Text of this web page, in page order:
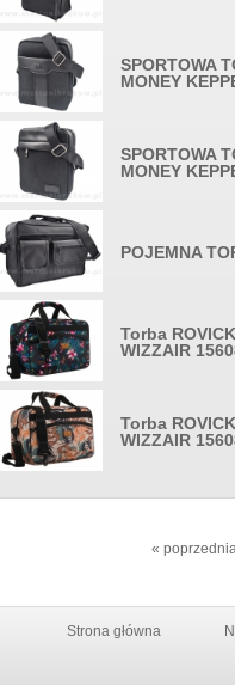
SPORTOWA
MONEY
SPORTOWA
MONEY
POJEMNA
Torba
WIZZAIR
Torba
WIZZAIR
«
Strona główna